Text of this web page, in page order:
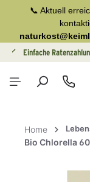
springen
📞 Aktuell
Einfache
Home
Bio Chlorella